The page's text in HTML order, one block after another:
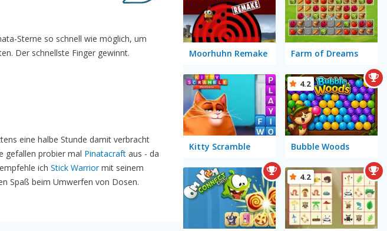
Sterne so schnell wie möglich, um
Der schnellste Finger gewinnt.
eine halbe Stunde damit verbracht
gefallen probier mal Pinatacraft aus - da
ich Stick Warriormit seinem
Spaß beim Umwerfen von Dosen.
Moorhuhn Remake Farm of Dreams
Kitty Scramble Bubble Woods
4.2
4.2